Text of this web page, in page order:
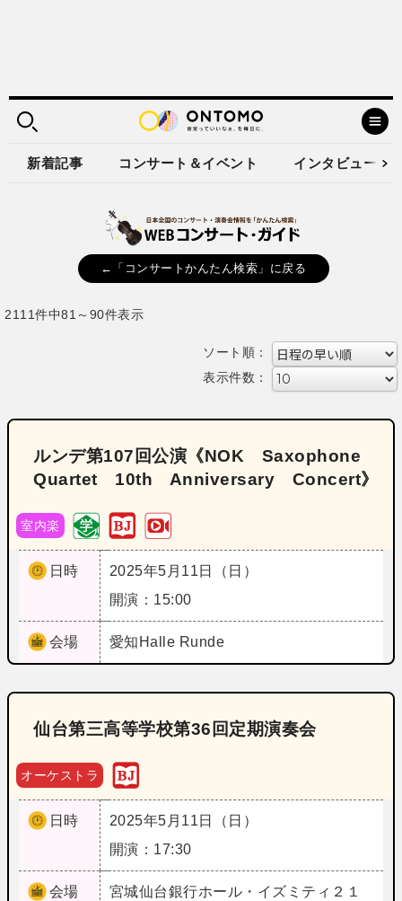
新着記事 コンサート＆イベント インタビュー
←「コンサートかんたん検索」に戻る
2111件中81～90件表示
ソート順：
表示件数：
ルンデ第107回公演《NOK Saxophone
Quartet 10th Anniversary Concert》
室内楽
日時
2025年5月11日（日）
開演：15:00
会場 愛知 Halle Runde
仙台第三高等学校第36回定期演奏会
オーケストラ
日時
2025年5月11日（日）
開演：17:30
会場 宮城仙台銀行ホール・イズミティ２１